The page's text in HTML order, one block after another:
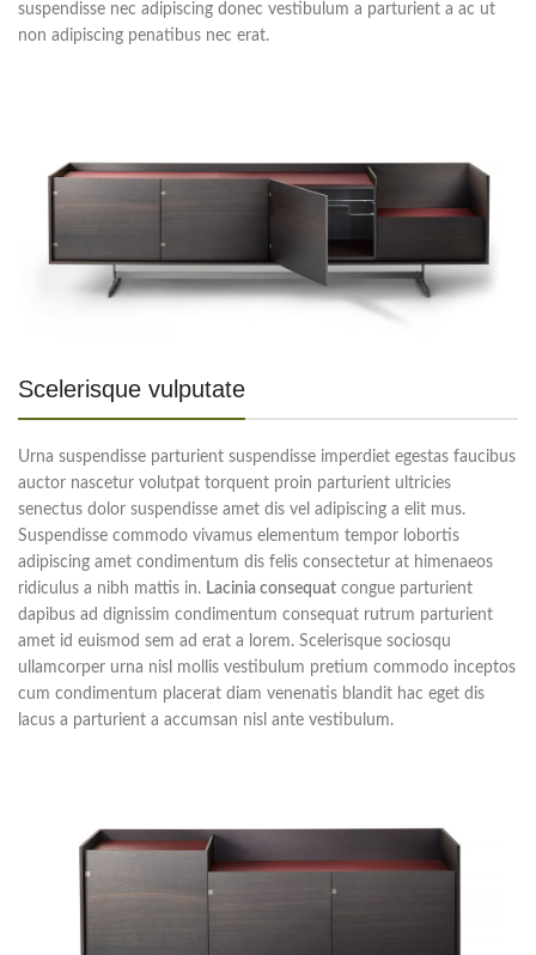
suspendisse nec adipiscing donec vestibulum a parturient a ac ut
non adipiscing penatibus nec erat.
Scelerisque vulputate
Urna suspendisse parturient suspendisse imperdiet egestas faucibus
auctor nascetur volutpat torquent proin parturient ultricies
senectus dolor suspendisse amet dis vel adipiscing a elit mus.
Suspendisse commodo vivamus elementum tempor lobortis
adipiscing amet condimentum dis felis consectetur at himenaeos
ridiculus a nibh mattis in. Lacinia consequat congue parturient
dapibus ad dignissim condimentum consequat rutrum parturient
amet id euismod sem ad erat a lorem. Scelerisque sociosqu
ullamcorper urna nisl mollis vestibulum pretium commodo inceptos
cum condimentum placerat diam venenatis blandit hac eget dis
lacus a parturient a accumsan nisl ante vestibulum.